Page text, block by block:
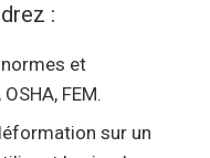
:
et
FEM.
sur un